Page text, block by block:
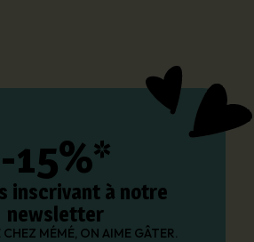
-15%*
inscrivant à notre
newsletter
MÉMÉ, ON AIME GÂTER.